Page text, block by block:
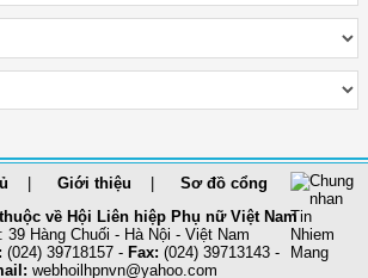
Giới thiệu
Sơ đồ cổng
về Hội Liên hiệp Phụ nữ Việt Nam
39 Hàng Chuối - Hà Nội - Việt Nam
(024) 39718157 - Fax: (024) 39713143 -
webhoilhpnvn@yahoo.com